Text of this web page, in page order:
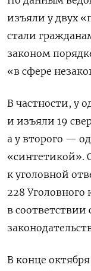
изъяли у двух
стали
законом
«в сфере
В частности, у
и изъяли 19
а у второго —
«синтетикой».
к уголовной
228 Уголовного
в
В конце